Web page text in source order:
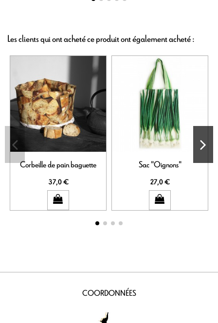
Les clients qui ont acheté ce produit ont également acheté :
Corbeille de pain baguette
37,0 €
Sac "Oignons"
27,0 €
COORDONNÉES